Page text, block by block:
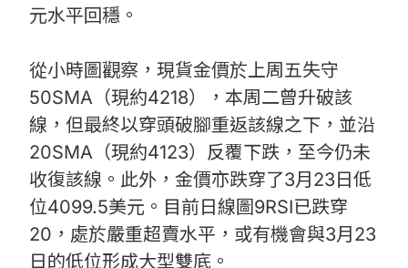
元水平回穩。
從小時圖觀察，現貨金價於上周五失守
50SMA（現約4218），本周二曾升破該
線，但最終以穿頭破腳重返該線之下，並沿
20SMA（現約4123）反覆下跌，至今仍未
收復該線。此外，金價亦跌穿了3月23日低
位4099.5美元。目前日線圖9RSI已跌穿
20，處於嚴重超賣水平，或有機會與3月23
日的低位形成大型雙底。